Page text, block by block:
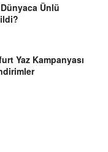
Ünlü
Yaz Kampanyası